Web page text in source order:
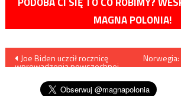
MAGNA POLONIA!
Nawigacja
wpisu
Joe Biden uczcił rocznicę
wprowadzenia powszechnej
Norwegia: